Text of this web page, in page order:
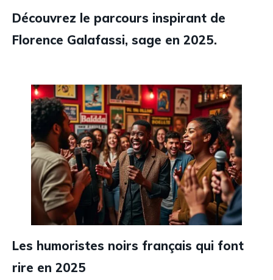
Découvrez le parcours inspirant de
Florence Galafassi, sage en 2025.
Les humoristes noirs français qui font
rire en 2025